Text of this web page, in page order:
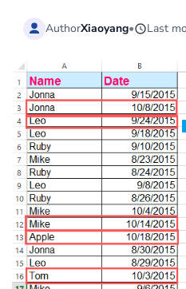
AuthorXiaoyang• Last